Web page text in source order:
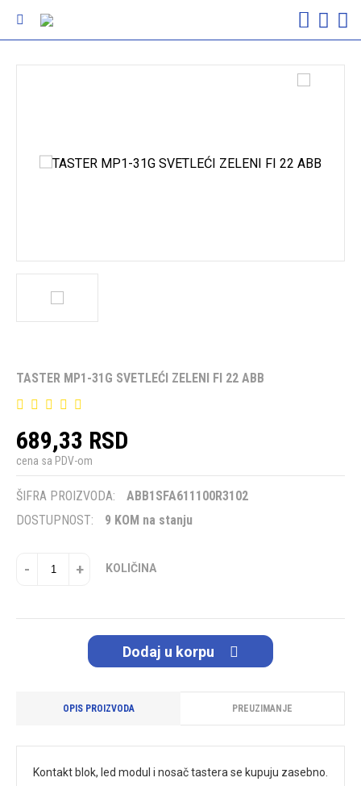
TASTER MP1-31G SVETLEĆI ZELENI FI 22 ABB
689,33 RSD
cena sa PDV-om
ŠIFRA PROIZVODA:
ABB1SFA611100R3102
DOSTUPNOST:
9 KOM na stanju
- + KOLIČINA
Dodaj u korpu
OPIS PROIZVODA PREUZIMANJE
Kontakt blok, led modul i nosač tastera se kupuju zasebno.